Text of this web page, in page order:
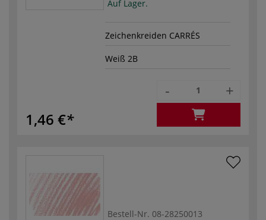
Auf Lager.
Zeichenkreiden CARRÉS
Weiß 2B
1,46 €
- +
Bestell-Nr. 08-28250013